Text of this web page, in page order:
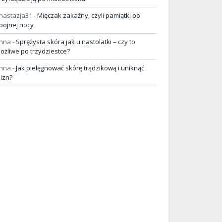
-Mięczak zakaźny, czyli pamiątki po
nocy
- Sprężysta skóra jak u nastolatki – czy to
po trzydziestce?
-Jak pielęgnować skórę trądzikową i uniknąć